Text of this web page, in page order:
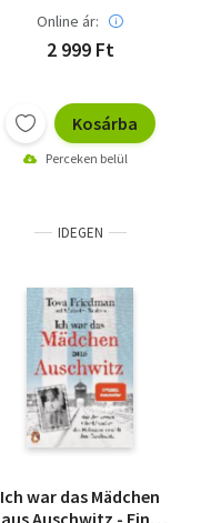
Online ár:
2 999 Ft
Kosárba
Perceken belül
IDEGEN
Ich war das Mädchen
aus Auschwitz - Eine